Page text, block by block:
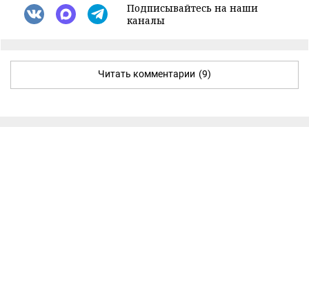
Подписывайтесь на наши
каналы
Читать комментарии (9)